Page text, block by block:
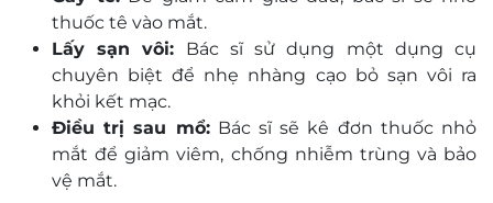
thuốc tê vào mắt.
Lấy sạn vôi: Bác sĩ sử dụng một dụng cụ
chuyên biệt để nhẹ nhàng cạo bỏ sạn vôi ra
khỏi kết mạc.
Điều trị sau mổ:Bác sĩ sẽ kê đơn thuốc nhỏ
mắt để giảm viêm, chống nhiễm trùng và bảo
vệ mắt.